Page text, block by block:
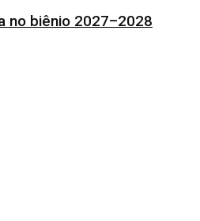
no biênio 2027–2028